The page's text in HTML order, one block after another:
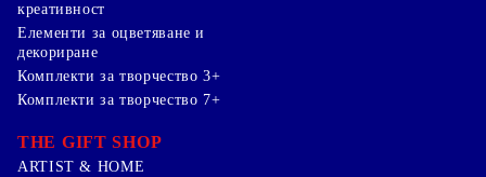
креативност
Елементи за оцветяване и
декориране
Комплекти за творчество 3+
Комплекти за творчество 7+
THE GIFT SHOP
ARTIST & HOME